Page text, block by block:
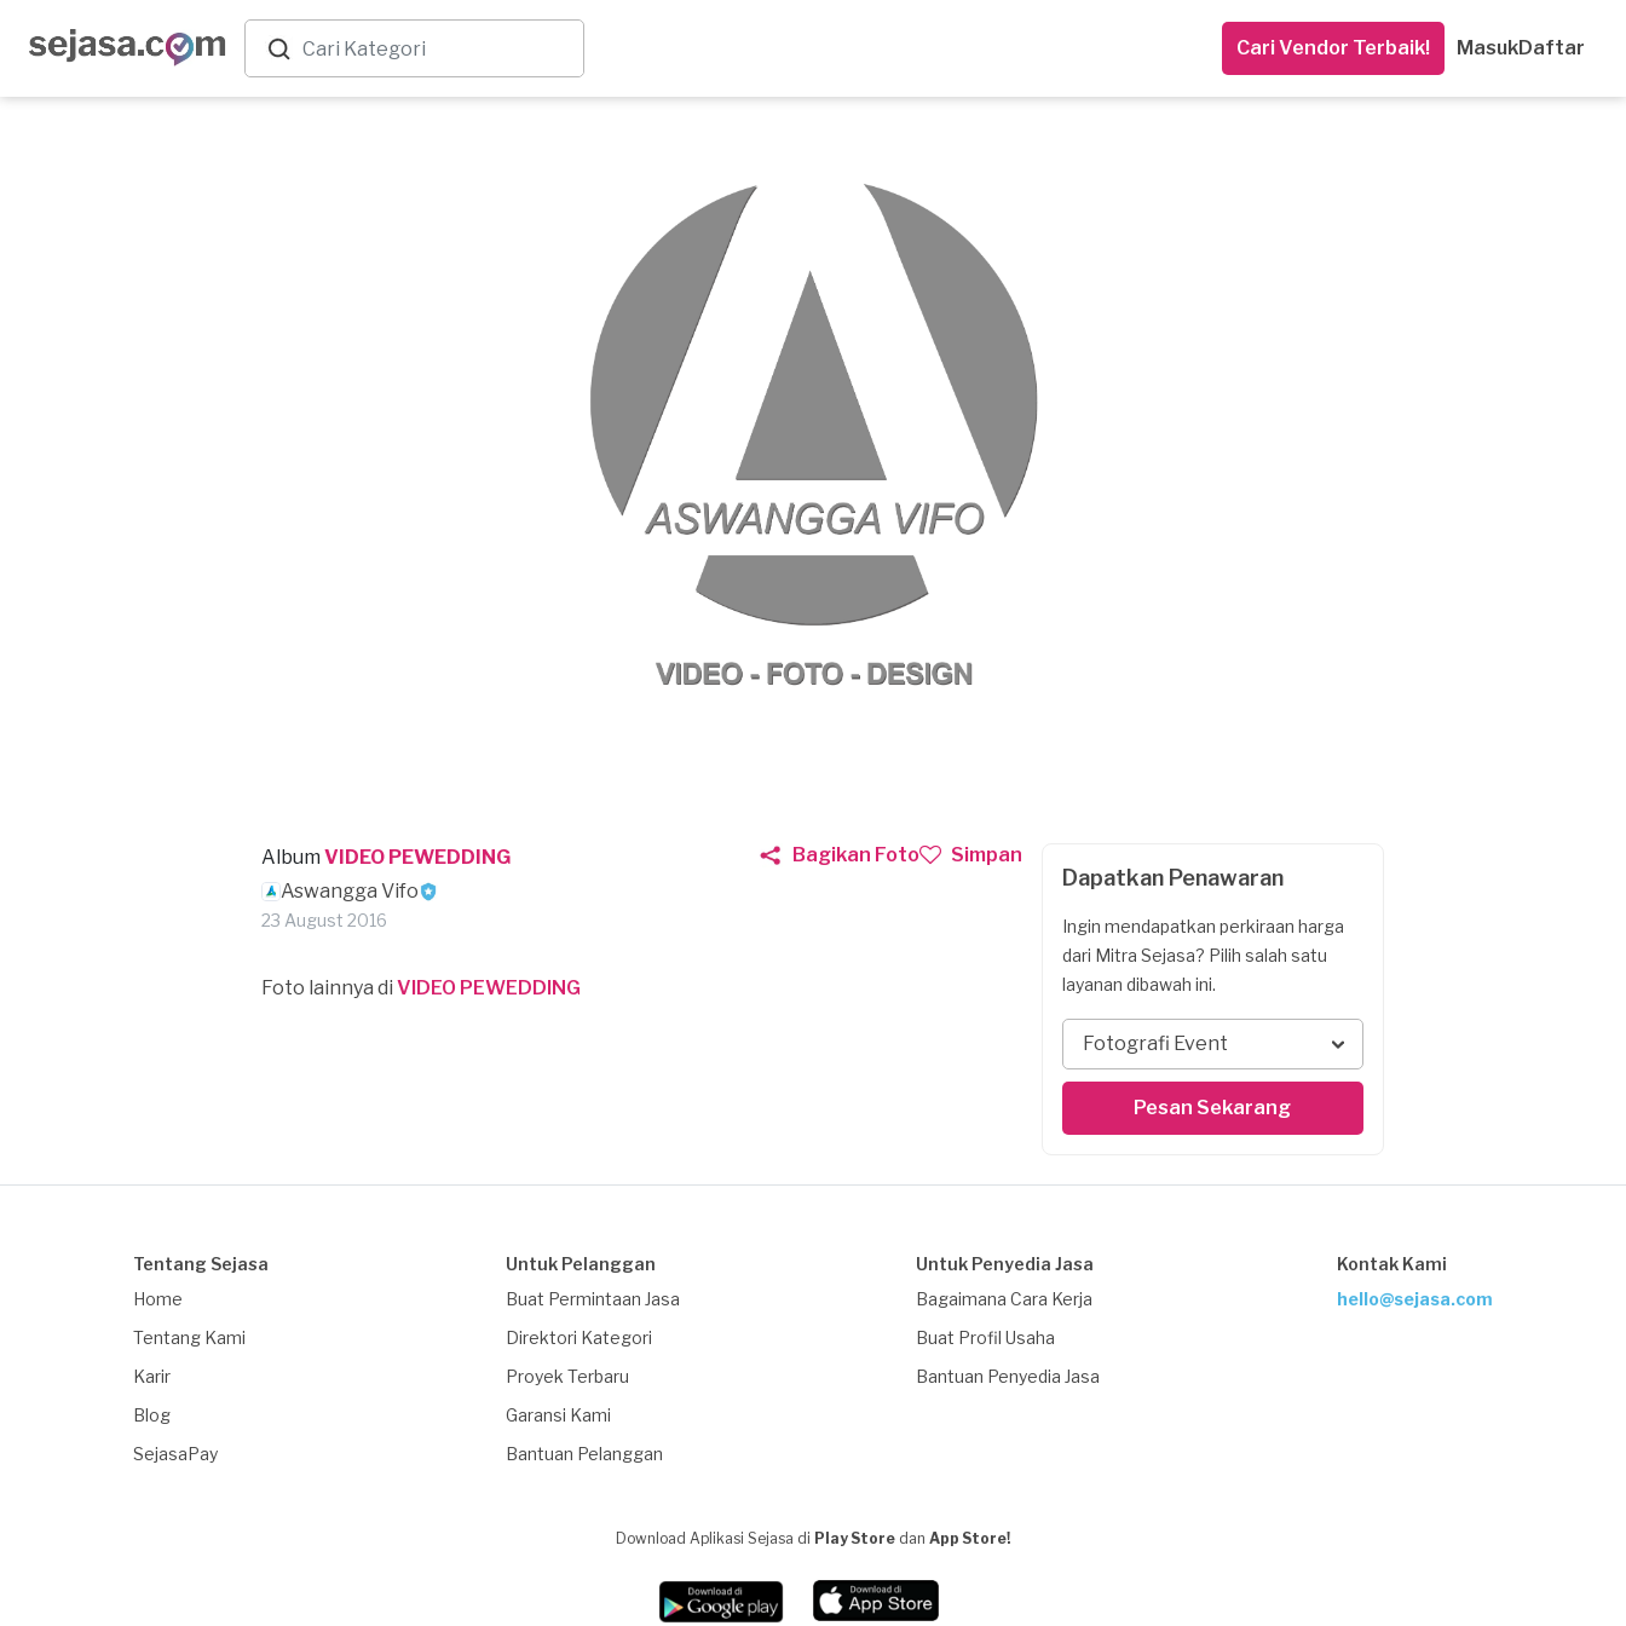
Cari Vendor Terbaik! MasukDaftar
Album VIDEO PEWEDDING
Aswangga Vifo
23 August 2016
Bagikan Foto Simpan
Foto lainnya di VIDEO PEWEDDING
Dapatkan Penawaran
Ingin mendapatkan perkiraan harga
dari Mitra Sejasa? Pilih salah satu
layanan dibawah ini.
Fotografi Event
Pesan Sekarang
Tentang Sejasa
Home
Tentang Kami
Karir
Blog
SejasaPay
Untuk Pelanggan
Buat Permintaan Jasa
Direktori Kategori
Proyek Terbaru
Garansi Kami
Bantuan Pelanggan
Untuk Penyedia Jasa
Bagaimana Cara Kerja
Buat Profil Usaha
Bantuan Penyedia Jasa
Kontak Kami
hello@sejasa.com
Download Aplikasi Sejasa di Play Store dan App Store!